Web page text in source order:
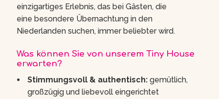
einzigartiges Erlebnis, das bei Gästen, die
eine besondere Übernachtung in den
Niederlanden suchen, immer beliebter wird.
Was können Sie von unserem Tiny House
erwarten?
Stimmungsvoll & authentisch:gemütlich,
großzügig und liebevoll eingerichtet